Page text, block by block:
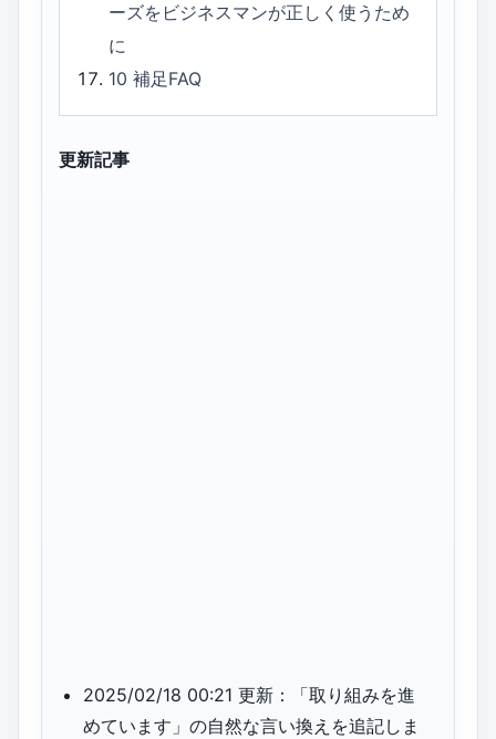
ーズをビジネスマンが正しく使うため
に
10補足FAQ
更新記事
2025/02/18 00:21 更新：「取り組みを進
めています」の自然な言い換えを追記しま